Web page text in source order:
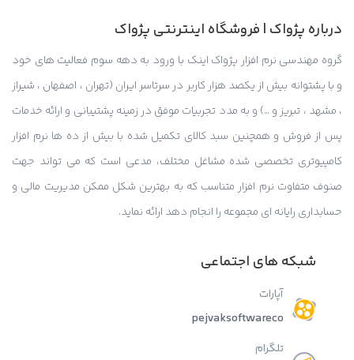
درباره پژواک | فروشگاه اینترنتی پژواک
گروه مهندسی نرم افزار پژواک اینک با ورود به دهه سوم فعالیت های خود
و با پشتوانه بیش از یکصد هزار کاربر در سرتاسر ایران (تهران ، اصفهان ، شیراز
، مشهد ، تبریز و …) و به مدد تجربیات موفق در زمینه پشتیبانی و ارائه خدمات
پس از فروش و همچنین سبد کالای تکمیل شده با بیش از ده ها نرم افزار
کامپیوتری تخصصی شده مشاغل مختلف، مدعی است که می تواند جهت
صنوف متفاوت نرم افزار متناسب که به بهترین شکل ممکن مدیریت مالی و
حسابداری رایانه ای مجموعه را انجام دهد ارائه نماید.
شبکه های اجتماعی
آپارات
pejvaksoftwareco
تلگرام